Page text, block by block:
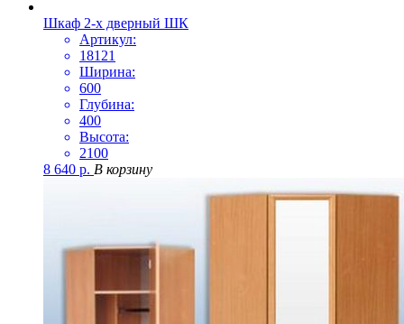
Шкаф 2-х дверный ШК
Артикул:
18121
Ширина:
600
Глубина:
400
Высота:
2100
8 640 р. В корзину